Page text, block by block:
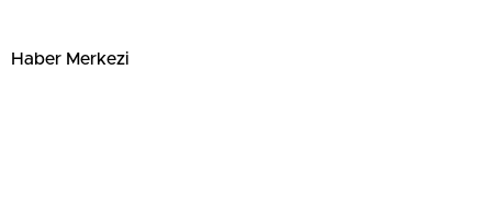
Haber Merkezi